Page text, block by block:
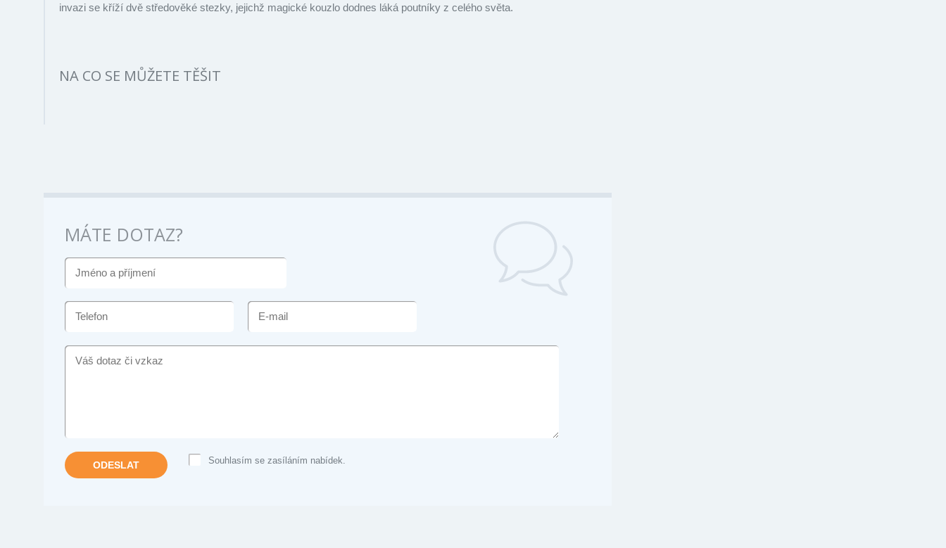
invazi se kříží dvě středověké stezky, jejichž magické kouzlo dodnes láká poutníky z celého světa.
NA CO SE MŮŽETE TĚŠIT
MÁTE DOTAZ?
JMÉNO
PŘÍJMENÍ
TELEFON
E-
VÁŠ
Souhlasím se zasíláním nabídek.
ODESLAT